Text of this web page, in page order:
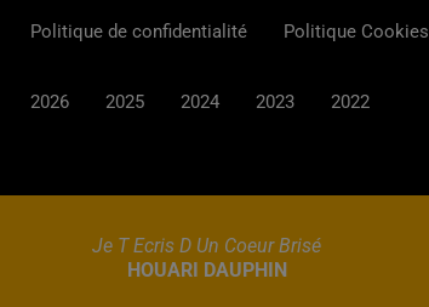
Je T Ecris D Un Coeur Brisé
HOUARI DAUPHIN
Politique de confidentialité Politique Cookies
2026 2025 2024 2023 2022